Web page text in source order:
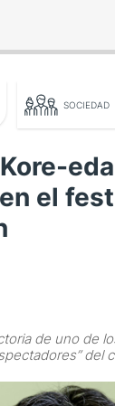
SOCIEDAD
el
de uno de
del